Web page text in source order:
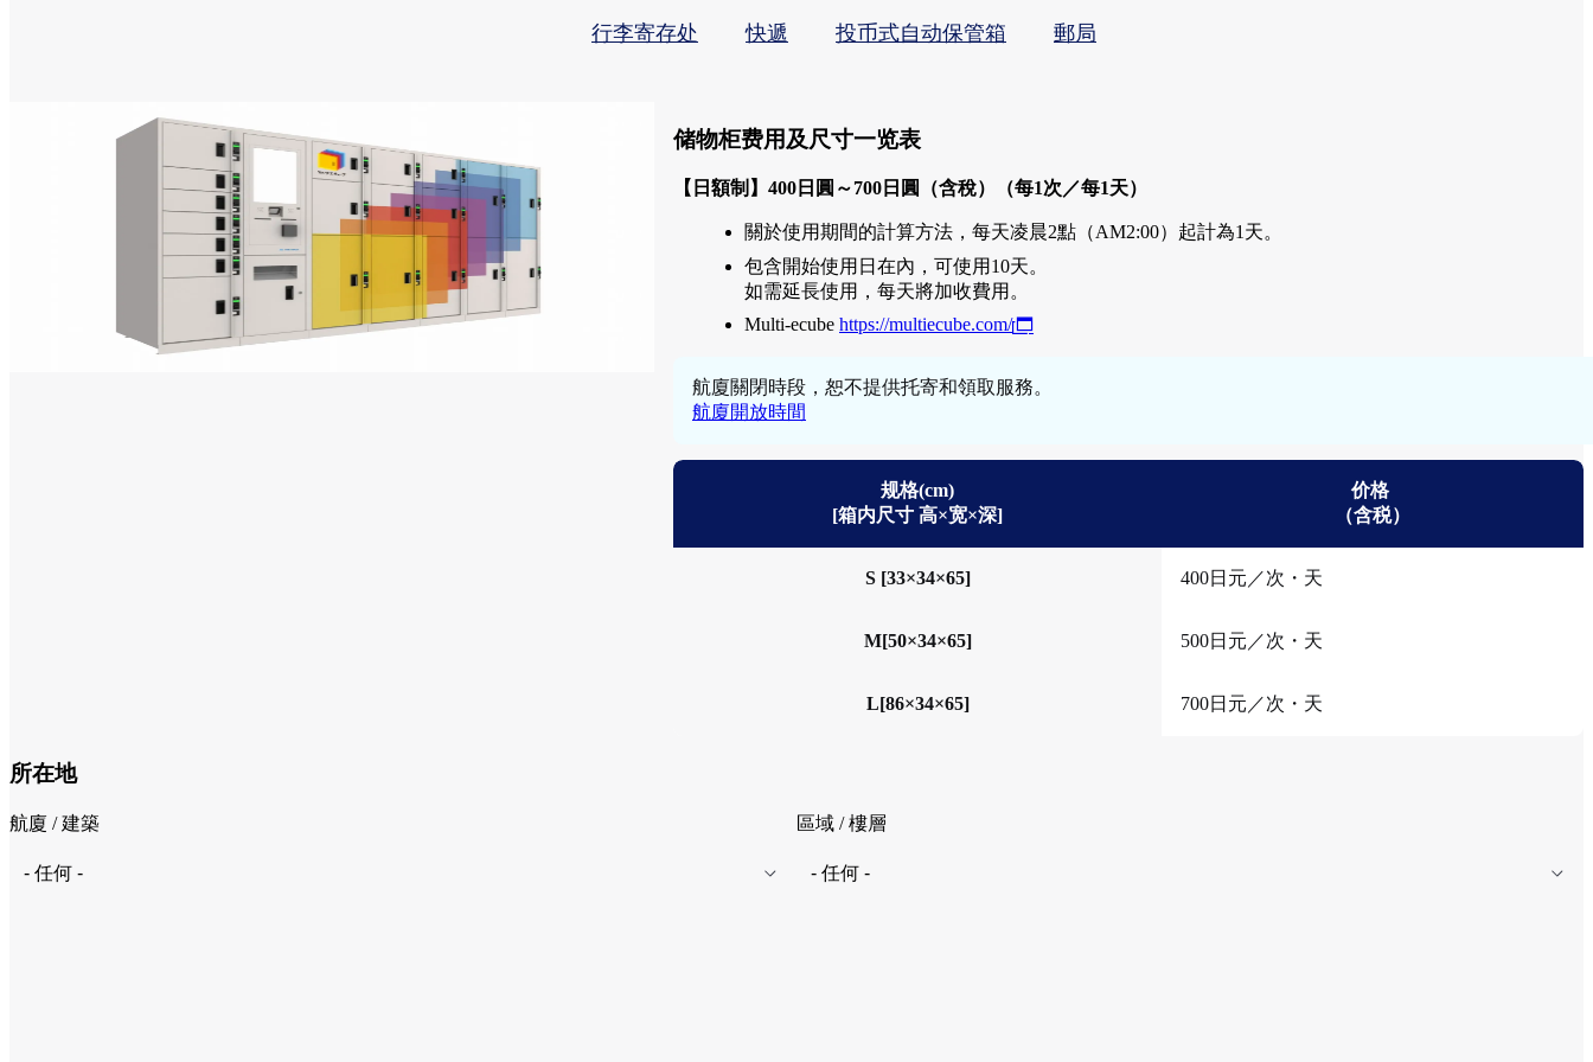
行李寄存处 快遞 投币式自动保管箱 郵局
储物柜费用及尺寸一览表
【日額制】400日圓～700日圓（含稅）（每1次／每1天）
關於使用期間的計算方法，每天凌晨2點（AM2:00）起計為1天。
包含開始使用日在內，可使用10天。
如需延長使用，每天將加收費用。
Multi-ecube https://multiecube.com/
航廈關閉時段，恕不提供托寄和領取服務。
航廈開放時間
规格(cm)
[箱内尺寸 高×宽×深]
价格
（含税）
S [33×34×65] 400日元／次・天
M[50×34×65] 500日元／次・天
L[86×34×65] 700日元／次・天
所在地
航廈 / 建築 區域 / 樓層